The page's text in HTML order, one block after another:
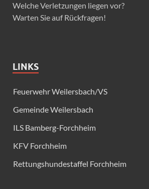
Welche Verletzungen liegen vor?
Warten Sie auf Rückfragen!
LINKS
Feuerwehr Weilersbach/VS
Gemeinde Weilersbach
ILS Bamberg-Forchheim
KFV Forchheim
Rettungshundestaffel Forchheim